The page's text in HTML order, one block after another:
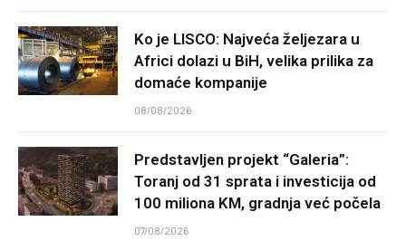
Ko je LISCO: Najveća željezara u
Africi dolazi u BiH, velika prilika za
domaće kompanije
08/08/2026
Predstavljen projekt “Galeria”:
Toranj od 31 sprata i investicija od
100 miliona KM, gradnja već počela
07/08/2026